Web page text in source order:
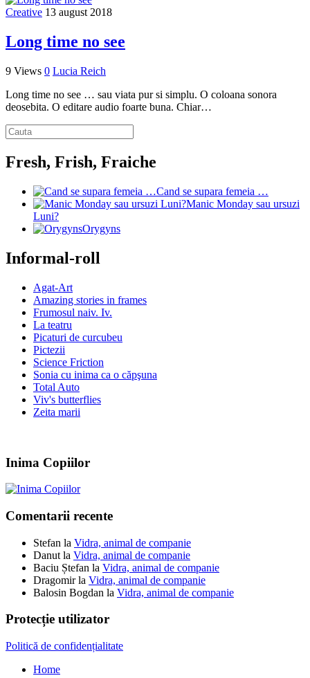
Creative 13 august 2018
Long time no see
9 Views 0 Lucia Reich
Long time no see … sau viata pur si simplu. O coloana sonora
deosebita. O editare audio foarte buna. Chiar…
Fresh, Frish, Fraiche
Cand se supara femeia …
Manic Monday sau ursuzi
Luni?
Orygyns
Informal-roll
Agat-Art
Amazing stories in frames
Frumosul naiv. Iv.
La teatru
Picaturi de curcubeu
Pictezii
Science Friction
Sonia cu inima ca o căpşuna
Total Auto
Viv's butterflies
Zeita marii
Inima Copiilor
Comentarii recente
Stefan la Vidra, animal de companie
Danut la Vidra, animal de companie
Baciu Ștefan la Vidra, animal de companie
Dragomirla Vidra, animal de companie
Balosin Bogdan la Vidra, animal de companie
Protecție utilizator
Politică de confidențialitate
Home